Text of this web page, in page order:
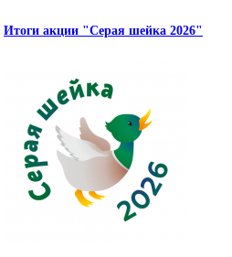
Итоги акции "Серая шейка 2026"